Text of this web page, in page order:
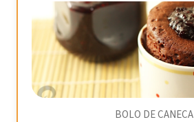
BOLO DE CANECA